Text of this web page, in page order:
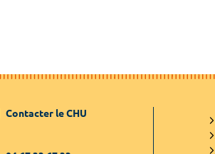
Contacter le CHU